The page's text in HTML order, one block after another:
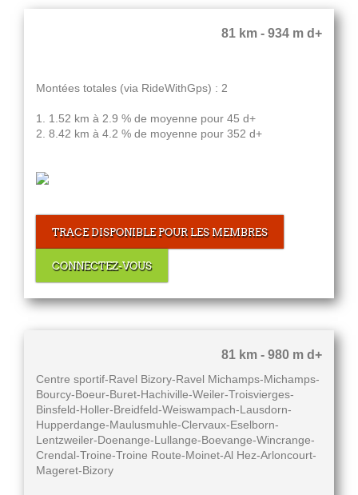
81 km - 934 m d+
Montées totales (via RideWithGps) : 2
1. 1.52 km à 2.9 % de moyenne pour 45 d+
2. 8.42 km à 4.2 % de moyenne pour 352 d+
TRACE DISPONIBLE POUR LES MEMBRES
CONNECTEZ-VOUS
81 km - 980 m d+
Centre sportif-Ravel Bizory-Ravel Michamps-Michamps-
Bourcy-Boeur-Buret-Hachiville-Weiler-Troisvierges-
Binsfeld-Holler-Breidfeld-Weiswampach-Lausdorn-
Hupperdange-Maulusmuhle-Clervaux-Eselborn-
Lentzweiler-Doenange-Lullange-Boevange-Wincrange-
Crendal-Troine-Troine Route-Moinet-Al Hez-Arloncourt-
Mageret-Bizory